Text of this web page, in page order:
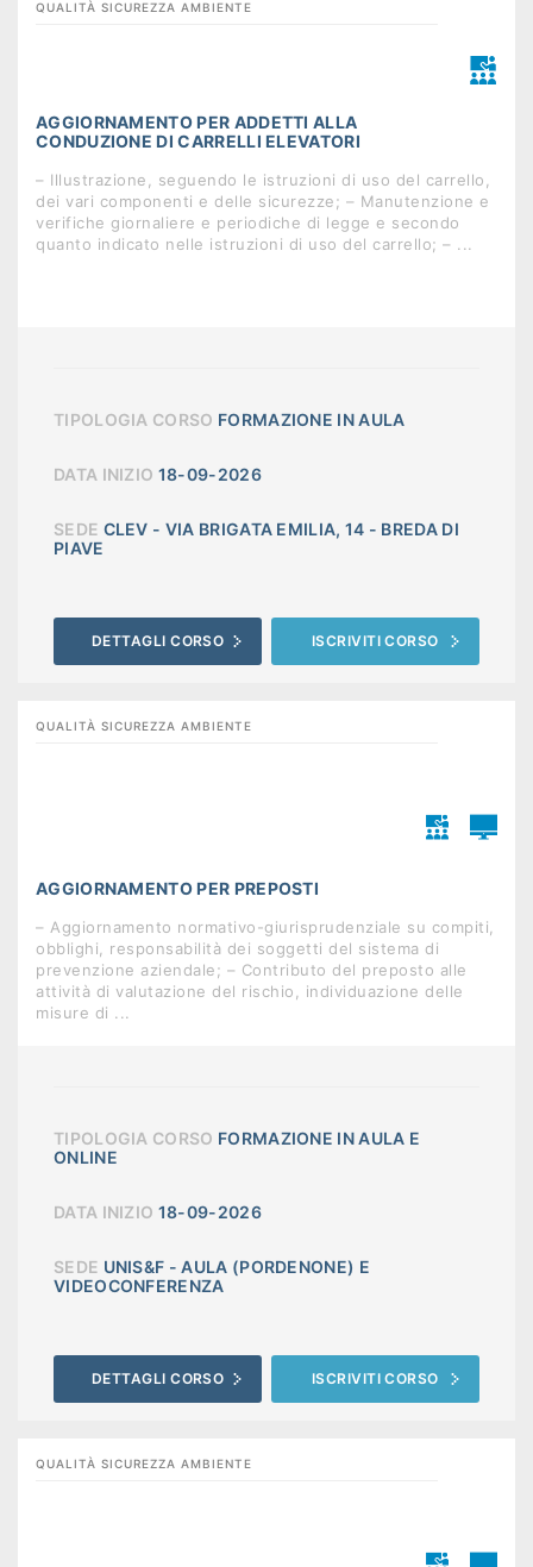
QUALITÀ SICUREZZA AMBIENTE
AGGIORNAMENTO PER ADDETTI ALLA
CONDUZIONE DI CARRELLI ELEVATORI
– Illustrazione, seguendo le istruzioni di uso del carrello,
dei vari componenti e delle sicurezze; – Manutenzione e
verifiche giornaliere e periodiche di legge e secondo
quanto indicato nelle istruzioni di uso del carrello; – ...
TIPOLOGIA CORSO FORMAZIONE IN AULA
DATA INIZIO 18-09-2026
SEDE CLEV - VIA BRIGATA EMILIA, 14 - BREDA DI
PIAVE
DETTAGLI CORSO ISCRIVITI CORSO
QUALITÀ SICUREZZA AMBIENTE
AGGIORNAMENTO PER PREPOSTI
– Aggiornamento normativo-giurisprudenziale su compiti,
obblighi, responsabilità dei soggetti del sistema di
prevenzione aziendale; – Contributo del preposto alle
attività di valutazione del rischio, individuazione delle
misure di ...
TIPOLOGIA CORSO FORMAZIONE IN AULA E
ONLINE
DATA INIZIO 18-09-2026
SEDE UNIS&F - AULA (PORDENONE) E
VIDEOCONFERENZA
DETTAGLI CORSO ISCRIVITI CORSO
QUALITÀ SICUREZZA AMBIENTE